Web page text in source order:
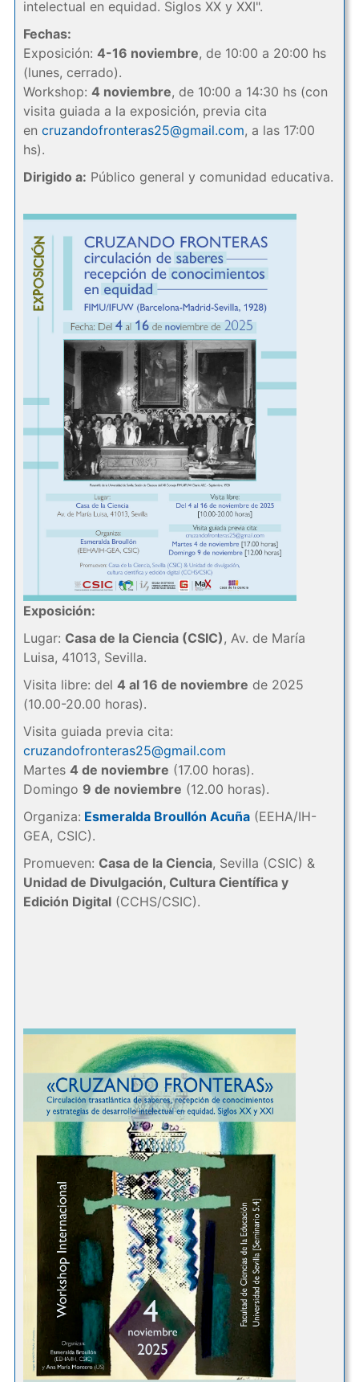
intelectual en equidad. Siglos XX y XXI".
Fechas:
Exposición: 4-16 noviembre, de 10:00 a 20:00 hs
(lunes, cerrado).
Workshop: 4 noviembre, de 10:00 a 14:30 hs (con
visita guiada a la exposición, previa cita
en cruzandofronteras25@gmail.com, a las 17:00
hs).
Dirigido a: Público general y comunidad educativa.
Exposición:
Lugar: Casa de la Ciencia (CSIC), Av. de María
Luisa, 41013, Sevilla.
Visita libre: del 4 al 16 de noviembre de 2025
(10.00-20.00 horas).
Visita guiada previa cita:
cruzandofronteras25@gmail.com
Martes 4 de noviembre (17.00 horas).
Domingo 9 de noviembre (12.00 horas).
Organiza: Esmeralda Broullón Acuña(EEHA/IH-
GEA, CSIC).
Promueven: Casa de la Ciencia, Sevilla (CSIC) &
Unidad de Divulgación, Cultura Científica y
Edición Digital(CCHS/CSIC).